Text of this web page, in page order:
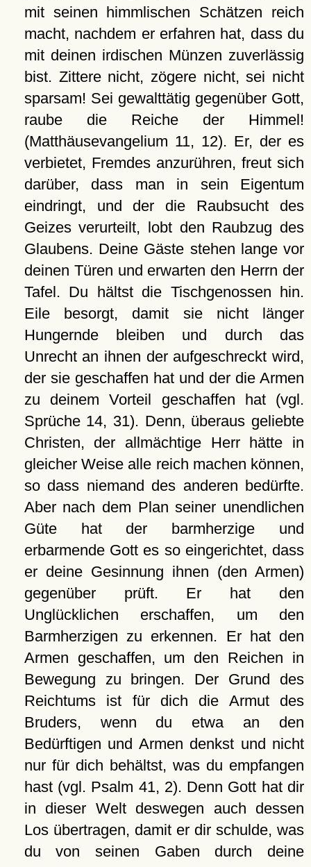
mit seinen himmlischen Schätzen reich
macht, nachdem er erfahren hat, dass du
mit deinen irdischen Münzen zuverlässig
bist. Zittere nicht, zögere nicht, sei nicht
sparsam! Sei gewalttätig gegenüber Gott,
raube die Reiche der Himmel!
(Matthäusevangelium 11, 12). Er, der es
verbietet, Fremdes anzurühren, freut sich
darüber, dass man in sein Eigentum
eindringt, und der die Raubsucht des
Geizes verurteilt, lobt den Raubzug des
Glaubens. Deine Gäste stehen lange vor
deinen Türen und erwarten den Herrn der
Tafel. Du hältst die Tischgenossen hin.
Eile besorgt, damit sie nicht länger
Hungernde bleiben und durch das
Unrecht an ihnen der aufgeschreckt wird,
der sie geschaffen hat und der die Armen
zu deinem Vorteil geschaffen hat (vgl.
Sprüche 14, 31). Denn, überaus geliebte
Christen, der allmächtige Herr hätte in
gleicher Weise alle reich machen können,
so dass niemand des anderen bedürfte.
Aber nach dem Plan seiner unendlichen
Güte hat der barmherzige und
erbarmende Gott es so eingerichtet, dass
er deine Gesinnung ihnen (den Armen)
gegenüber prüft. Er hat den
Unglücklichen erschaffen, um den
Barmherzigen zu erkennen. Er hat den
Armen geschaffen, um den Reichen in
Bewegung zu bringen. Der Grund des
Reichtums ist für dich die Armut des
Bruders, wenn du etwa an den
Bedürftigen und Armen denkst und nicht
nur für dich behältst, was du empfangen
hast (vgl. Psalm 41, 2). Denn Gott hat dir
in dieser Welt deswegen auch dessen
Los übertragen, damit er dir schulde, was
du von seinen Gaben durch deine